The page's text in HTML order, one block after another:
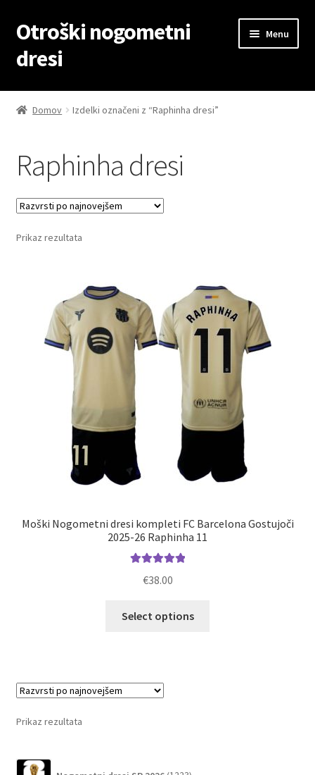
Skip
to
navigation
Skip
to
content
Otroški nogometni
dresi
Menu
Domov
Kontaktiraj nas
Košarica
Moj račun
Zaključek nakupa
Domov Izdelki označeni z “Raphinha dresi”
Raphinha dresi
Prikaz rezultata
Moški Nogometni dresi kompleti FC Barcelona Gostujoči
2025-26 Raphinha 11
€38.00
Select options
Prikaz rezultata